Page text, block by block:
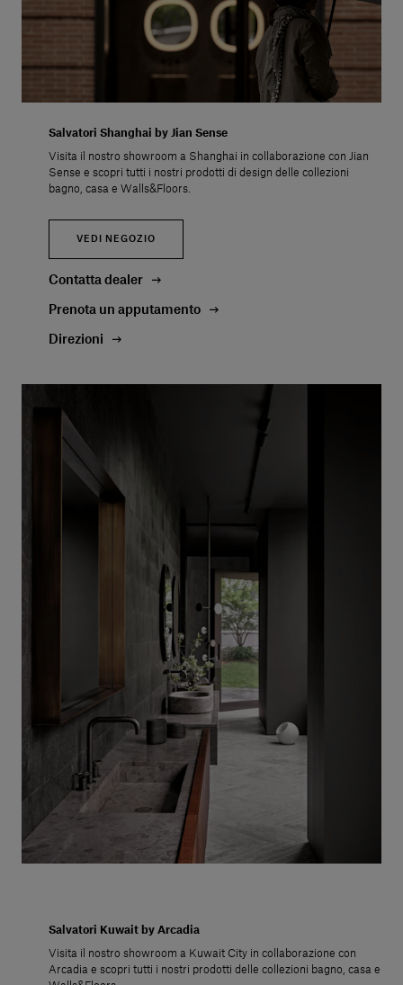
Salvatori Shanghai by Jian Sense
Visita il nostro showroom a Shanghai in collaborazione con Jian
Sense e scopri tutti i nostri prodotti di design delle collezioni
bagno, casa e Walls&Floors.
VEDI NEGOZIO
Contatta dealer
Prenota un apputamento
Direzioni
Salvatori Kuwait by Arcadia
Visita il nostro showroom a Kuwait City in collaborazione con
Arcadia e scopri tutti i nostri prodotti delle collezioni bagno, casa e